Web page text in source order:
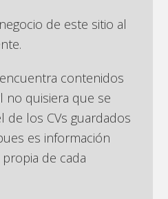
de este sitio al
contenidos
no quisiera que se
de los CVs guardados
es información
de cada